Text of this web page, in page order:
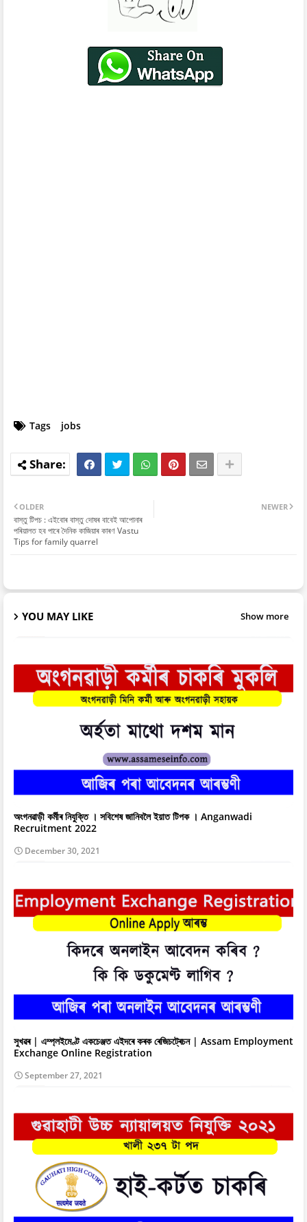
Tags jobs
NEWER
OLDER
বাস্তু টিপচ : এইবোৰ বাস্তু দোষৰ বাবেই আপোনাৰ
পৰিয়ালত হব পাৰে দৈনিক কাজিয়াৰ কাৰণ Vastu
Tips for family quarrel
YOU MAY LIKE Show more
অংগনৱাড়ী কৰ্মীৰ নিযুক্তি । সবিশেষ জানিবলৈ ইয়াত টিপক । Anganwadi
Recruitment 2022
December 30, 2021
সুখৱৰ | এম্প্লইমেণ্ট একচেঞ্জত এইদৰে কৰক ৰেজিচট্ৰেচন | Assam Employment
Exchange Online Registration
September 27, 2021